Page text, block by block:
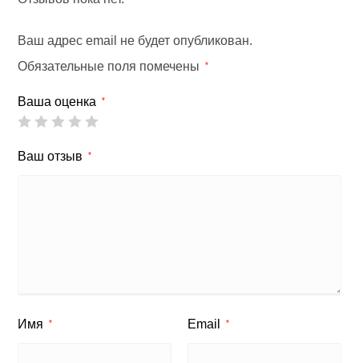
Ваш адрес email не будет опубликован.
Обязательные поля помечены
*
Ваша оценка *
Ваш отзыв *
Имя * Email *